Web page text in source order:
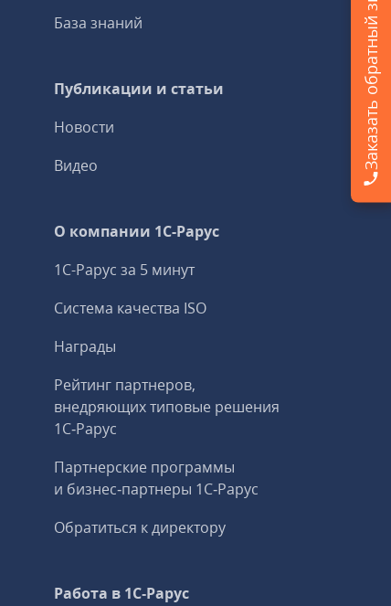
База знаний
Публикации и статьи
Новости
Видео
О компании 1C-Рарус
1С-Рарус за 5 минут
Система качества ISO
Награды
Рейтинг партнеров,
внедряющих типовые решения
1С‑Рарус
Партнерские программы
и бизнес‑партнеры 1С‑Рарус
Обратиться к директору
Работа в 1С‑Рарус
Заказать обратный звонок